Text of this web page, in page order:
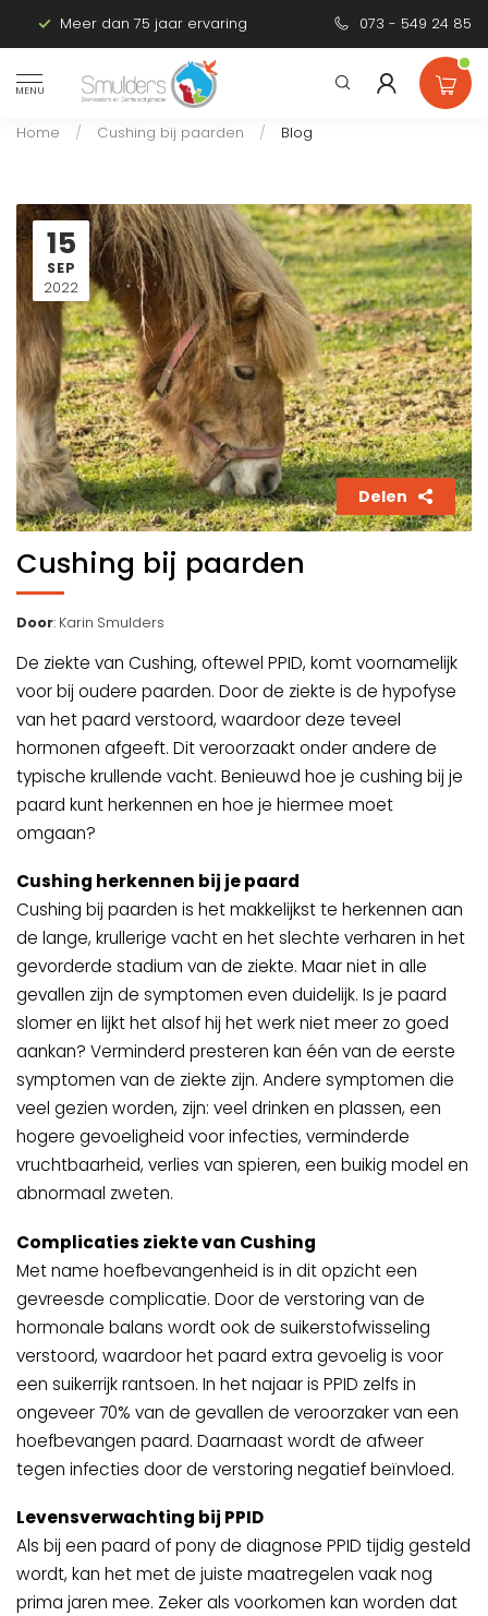
Meer dan 75 jaar ervaring Persoonlijk
073 - 549 24 85
MENU
Home / Cushing bij paarden / Blog
15
SEP
2022
Delen
Cushing bij paarden
Door: Karin Smulders
De ziekte van Cushing, oftewel PPID, komt voornamelijk
voor bij oudere paarden. Door de ziekte is de hypofyse
van het paard verstoord, waardoor deze teveel
hormonen afgeeft. Dit veroorzaakt onder andere de
typische krullende vacht. Benieuwd hoe je cushing bij je
paard kunt herkennen en hoe je hiermee moet
omgaan?
Cushing herkennen bij je paard
Cushing bij paarden is het makkelijkst te herkennen aan
de lange, krullerige vacht en het slechte verharen in het
gevorderde stadium van de ziekte. Maar niet in alle
gevallen zijn de symptomen even duidelijk. Is je paard
slomer en lijkt het alsof hij het werk niet meer zo goed
aankan? Verminderd presteren kan één van de eerste
symptomen van de ziekte zijn. Andere symptomen die
veel gezien worden, zijn: veel drinken en plassen, een
hogere gevoeligheid voor infecties, verminderde
vruchtbaarheid, verlies van spieren, een buikig model en
abnormaal zweten.
Complicaties ziekte van Cushing
Met name hoefbevangenheid is in dit opzicht een
gevreesde complicatie. Door de verstoring van de
hormonale balans wordt ook de suikerstofwisseling
verstoord, waardoor het paard extra gevoelig is voor
een suikerrijk rantsoen. In het najaar is PPID zelfs in
ongeveer 70% van de gevallen de veroorzaker van een
hoefbevangen paard. Daarnaast wordt de afweer
tegen infecties door de verstoring negatief beïnvloed.
Levensverwachting bij PPID
Als bij een paard of pony de diagnose PPID tijdig gesteld
wordt, kan het met de juiste maatregelen vaak nog
prima jaren mee. Zeker als voorkomen kan worden dat